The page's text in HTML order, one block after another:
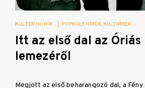
KULTER.HU HÍR POPKULT HÍREK KULTHÍREK
Itt az első dal az Óriás
lemezéről
Megjött az első beharangozó dal, a Fény